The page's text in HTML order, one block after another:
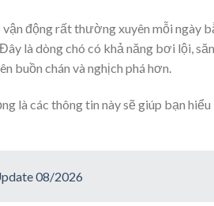
động rất thường xuyên mỗi ngày
là dòng chó có khả năng bơi lội, săn
buồn chán và nghịch phá hơn.
là các thông tin này sẽ giúp bạn hiểu
08/2026